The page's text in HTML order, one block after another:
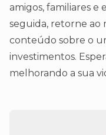
amigos, familiares e
seguida, retorne ao
conteúdo sobre o
investimentos.
melhorando a sua